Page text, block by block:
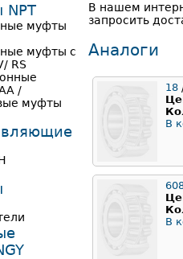
В нашем
запросить
Аналоги
18
В
В
муфты
муфты с
RS
/
муфты